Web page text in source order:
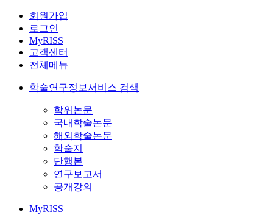
회원가입
로그인
MyRISS
고객센터
전체메뉴
학술연구정보서비스 검색
학위논문
국내학술논문
해외학술논문
학술지
단행본
연구보고서
공개강의
MyRISS